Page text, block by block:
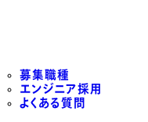
募集職種
エンジニア採用
よくある質問